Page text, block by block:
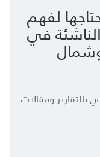
لفهم
في
ومقالات